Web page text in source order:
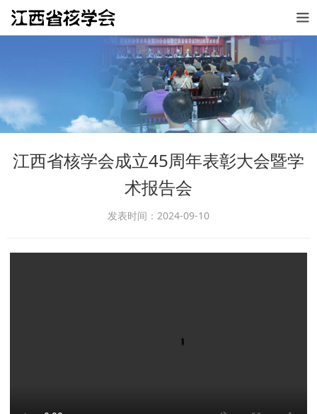
江西省核学会成立45周年表彰大会暨学
术报告会
发表时间：2024-09-10